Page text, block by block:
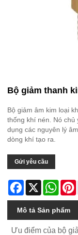
Bộ giảm thanh
Bộ giảm âm kim loại
thống khí nén. Nó chủ
dụng các nguyên lý
dòng khí tạo ra.
Gửi yêu cầu
Facebook
X
Mô tả Sản phẩm
Ưu điểm của bộ